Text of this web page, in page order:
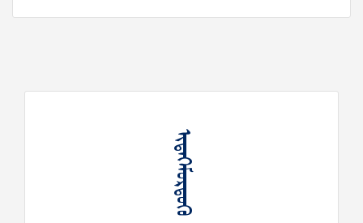
ᠢᠳᠡᠭᠡᠮᠦᠷᠲᠦᠬᠦ